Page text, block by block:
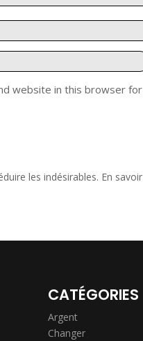
website in this browser
les indésirables. En
CATÉGORIES
Argent
Changer